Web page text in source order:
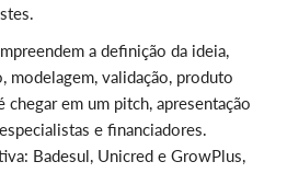
a definição da ideia,
modelagem, validação, produto
em um pitch, apresentação
e financiadores.
Badesul, Unicred e GrowPlus,